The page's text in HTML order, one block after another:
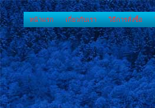
หน้าแรก เกี่ยวกับเรา วิธีการสั่งซื้อ